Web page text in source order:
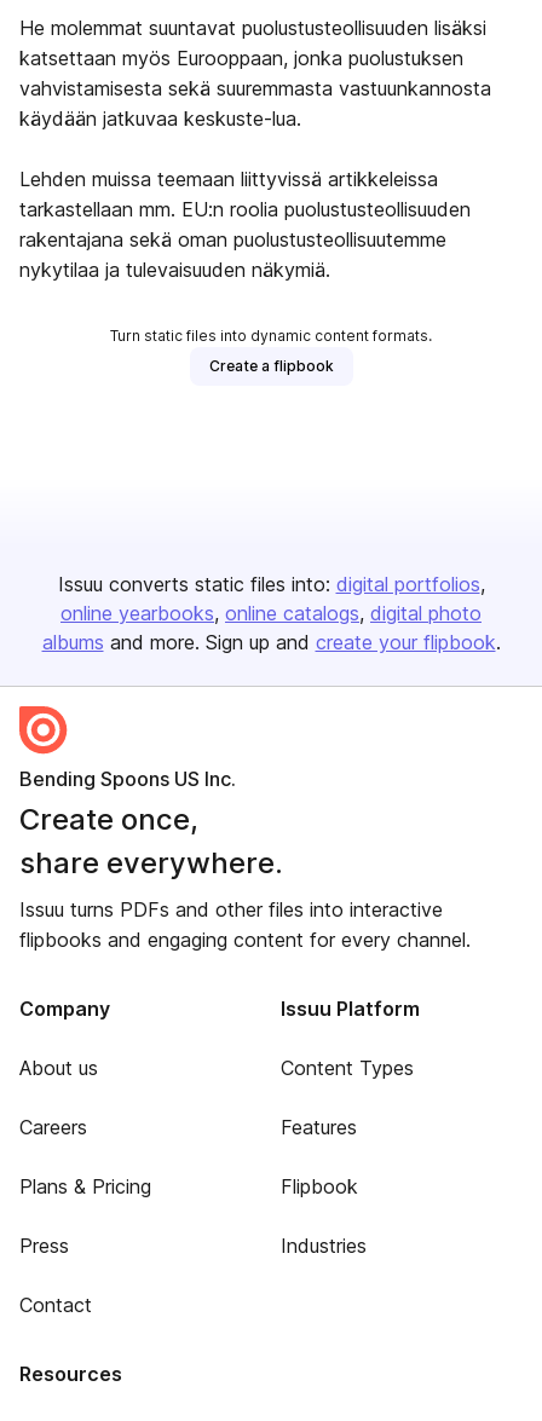
He molemmat suuntavat puolustusteollisuuden lisäksi
katsettaan myös Eurooppaan, jonka puolustuksen
vahvistamisesta sekä suuremmasta vastuunkannosta
käydään jatkuvaa keskuste-lua.
Lehden muissa teemaan liittyvissä artikkeleissa
tarkastellaan mm. EU:n roolia puolustusteollisuuden
rakentajana sekä oman puolustusteollisuutemme
nykytilaa ja tulevaisuuden näkymiä.
Turn static files into dynamic content formats.
Create a flipbook
Issuu converts static files into: digital portfolios
online yearbooks online catalogs digital photo
albums and more. Sign up and create your flipbook.
Bending Spoons US Inc.
Create once,
share everywhere.
Issuu turns PDFs and other files into interactive
flipbooks and engaging content for every channel.
Company
About us
Careers
Plans & Pricing
Press
Contact
Issuu Platform
Content Types
Features
Flipbook
Industries
Resources